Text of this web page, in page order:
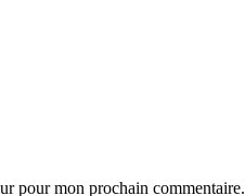
pour mon prochain commentaire.